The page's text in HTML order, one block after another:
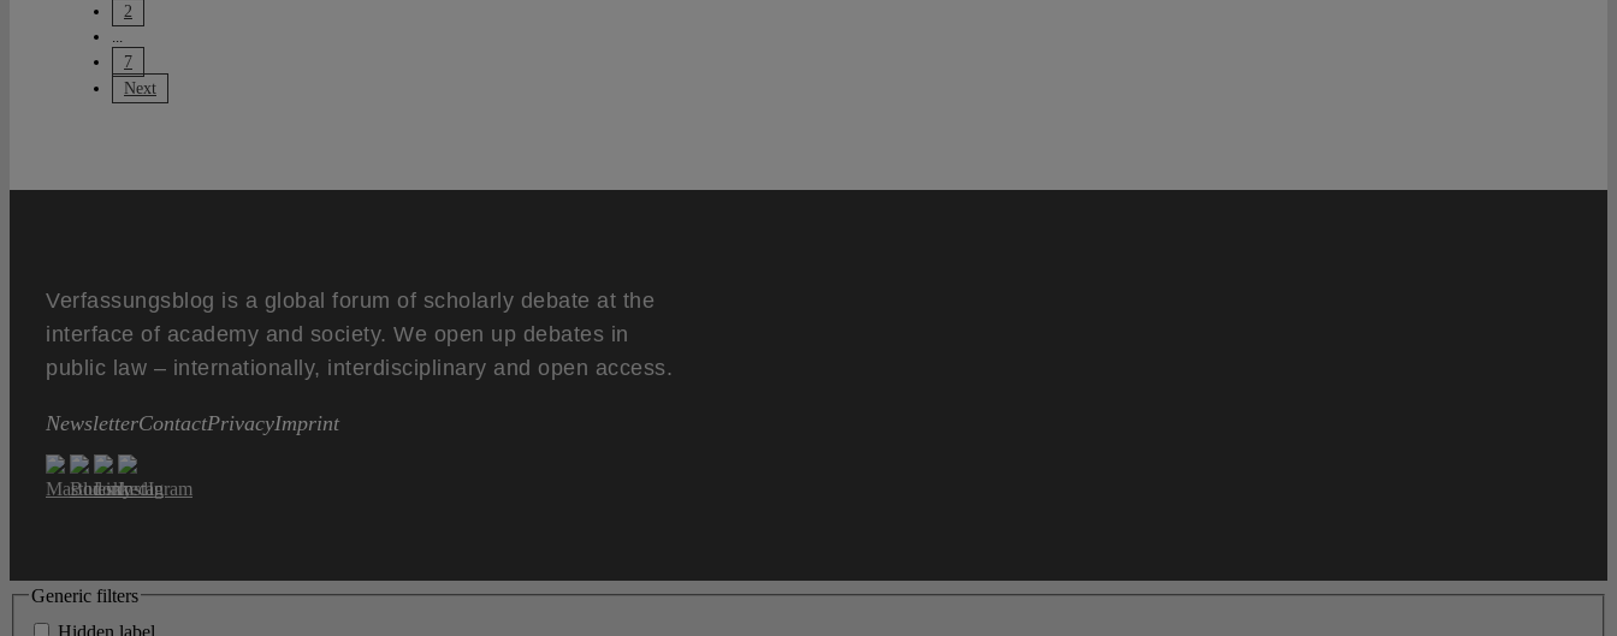
2
7
Next
Verfassungsblog is a global forum of scholarly debate at the
interface of academy and society. We open up debates in
public law – internationally, interdisciplinary and open access.
NewsletterContactPrivacyImprint
Generic filters